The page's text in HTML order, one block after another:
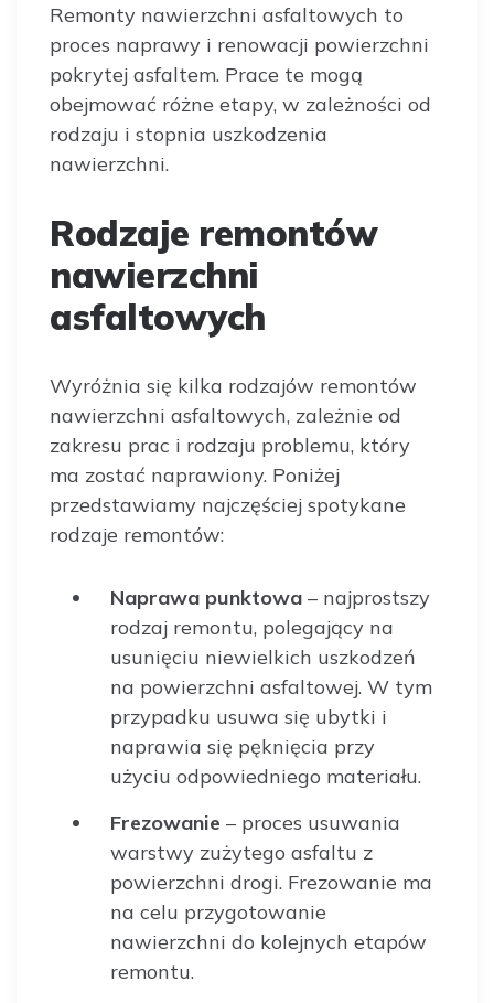
Remonty nawierzchni asfaltowych to
proces naprawy i renowacji powierzchni
pokrytej asfaltem. Prace te mogą
obejmować różne etapy, w zależności od
rodzaju i stopnia uszkodzenia
nawierzchni.
Rodzaje remontów
nawierzchni
asfaltowych
Wyróżnia się kilka rodzajów remontów
nawierzchni asfaltowych, zależnie od
zakresu prac i rodzaju problemu, który
ma zostać naprawiony. Poniżej
przedstawiamy najczęściej spotykane
rodzaje remontów:
Naprawa punktowa – najprostszy
rodzaj remontu, polegający na
usunięciu niewielkich uszkodzeń
na powierzchni asfaltowej. W tym
przypadku usuwa się ubytki i
naprawia się pęknięcia przy
użyciu odpowiedniego materiału.
Frezowanie – proces usuwania
warstwy zużytego asfaltu z
powierzchni drogi. Frezowanie ma
na celu przygotowanie
nawierzchni do kolejnych etapów
remontu.